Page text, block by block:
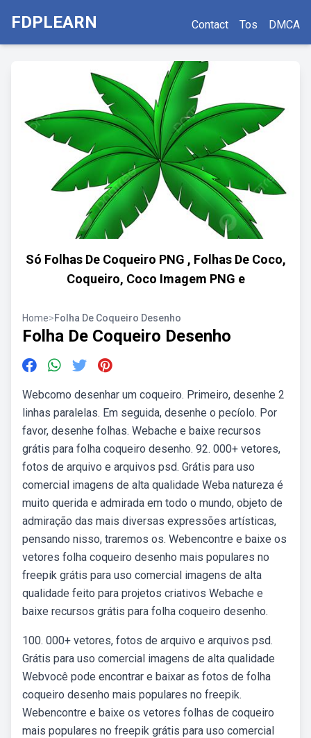
FDPLEARN Contact Tos DMCA
Só Folhas De Coqueiro PNG , Folhas De Coco,
Coqueiro, Coco Imagem PNG e
Home>Folha De Coqueiro Desenho
Folha De Coqueiro Desenho
Webcomo desenhar um coqueiro. Primeiro, desenhe 2
linhas paralelas. Em seguida, desenhe o pecíolo. Por
favor, desenhe folhas. Webache e baixe recursos
grátis para folha coqueiro desenho. 92. 000+ vetores,
fotos de arquivo e arquivos psd. Grátis para uso
comercial imagens de alta qualidade Weba natureza é
muito querida e admirada em todo o mundo, objeto de
admiração das mais diversas expressões artísticas,
pensando nisso, traremos os. Webencontre e baixe os
vetores folha coqueiro desenho mais populares no
freepik grátis para uso comercial imagens de alta
qualidade feito para projetos criativos Webache e
baixe recursos grátis para folha coqueiro desenho.
100. 000+ vetores, fotos de arquivo e arquivos psd.
Grátis para uso comercial imagens de alta qualidade
Webvocê pode encontrar e baixar as fotos de folha
coqueiro desenho mais populares no freepik.
Webencontre e baixe os vetores folhas de coqueiro
mais populares no freepik grátis para uso comercial